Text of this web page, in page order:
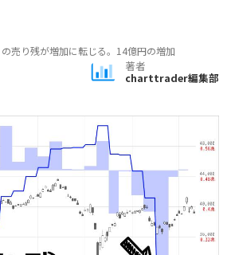
売り残が増加に転じる。14億円の増加
著者
charttrader編集部